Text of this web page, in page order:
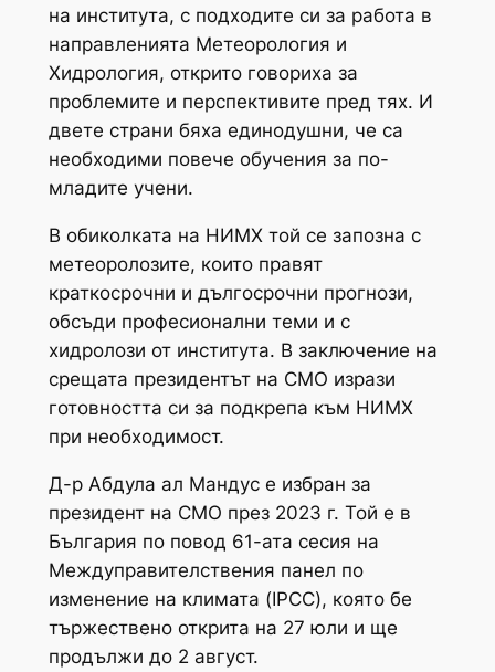
на института, с подходите си за работа в
направленията Метеорология и
Хидрология, открито говориха за
проблемите и перспективите пред тях. И
двете страни бяха единодушни, че са
необходими повече обучения за по-
младите учени.
В обиколката на НИМХ той се запозна с
метеоролозите, които правят
краткосрочни и дългосрочни прогнози,
обсъди професионални теми и с
хидролози от института. В заключение на
срещата президентът на СМО изрази
готовността си за подкрепа към НИМХ
при необходимост.
Д-р Абдула ал Мандус е избран за
президент на СМО през 2023 г. Той е в
България по повод 61-ата сесия на
Междуправителствения панел по
изменение на климата (IPCC), която бе
тържествено открита на 27 юли и ще
продължи до 2 август.